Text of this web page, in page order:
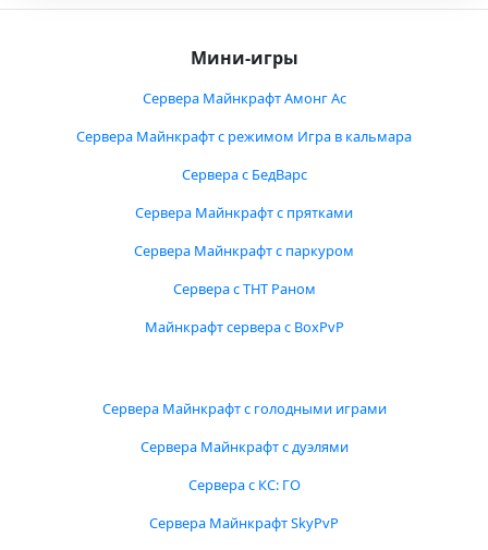
Мини-игры
Сервера Майнкрафт Амонг Ас
Сервера Майнкрафт с режимом Игра в кальмара
Сервера с БедВарс
Сервера Майнкрафт с прятками
Сервера Майнкрафт с паркуром
Сервера с ТНТ Раном
Майнкрафт сервера с BoxPvP
Сервера Майнкрафт с голодными играми
Сервера Майнкрафт с дуэлями
Сервера с КС: ГО
Сервера Майнкрафт SkyPvP